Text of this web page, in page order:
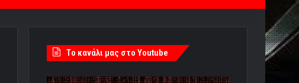
Tο κανάλι μας στο Youtube